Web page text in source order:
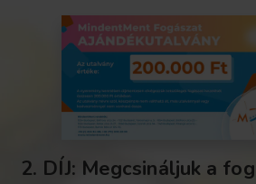
2. DÍJ: Megcsináljuk a